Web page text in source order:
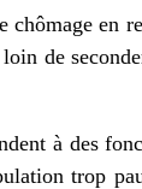
en
de
à des
trop